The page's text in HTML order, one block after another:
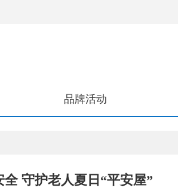
品牌活动
守护老人夏日“平安屋”